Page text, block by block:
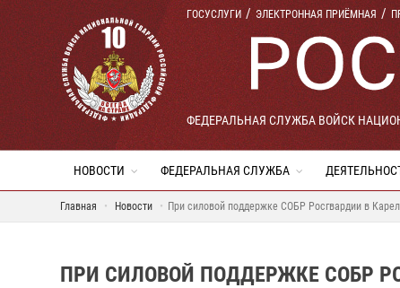
ГОСУСЛУГИ ЭЛЕКТРОННАЯ ПРИЁМНАЯ
ФЕДЕРАЛЬНАЯ СЛУЖБА ВОЙСК
НОВОСТИ ФЕДЕРАЛЬНАЯ СЛУЖБА
Главная Новости При силовой поддержке СОБР Росгвардии в
ПРИ СИЛОВОЙ ПОДДЕРЖКЕ СОБР